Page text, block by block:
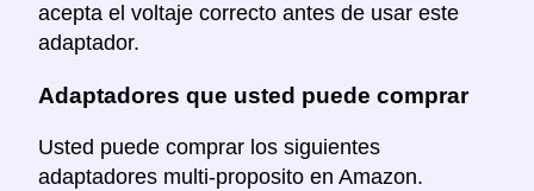
acepta el voltaje correcto antes de usar este
adaptador.
Adaptadores que usted puede comprar
Usted puede comprar los siguientes
adaptadores multi-proposito en Amazon.